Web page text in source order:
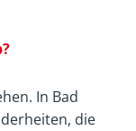
In Bad
die